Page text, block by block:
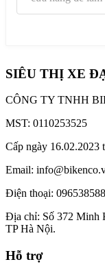
SIÊU THỊ XE
CÔNG TY TNHH
MST: 0110253525
Cấp ngày
Email:
Điện thoại:
Địa chỉ: Số 372 Minh
TP Hà Nội.
Hỗ trợ